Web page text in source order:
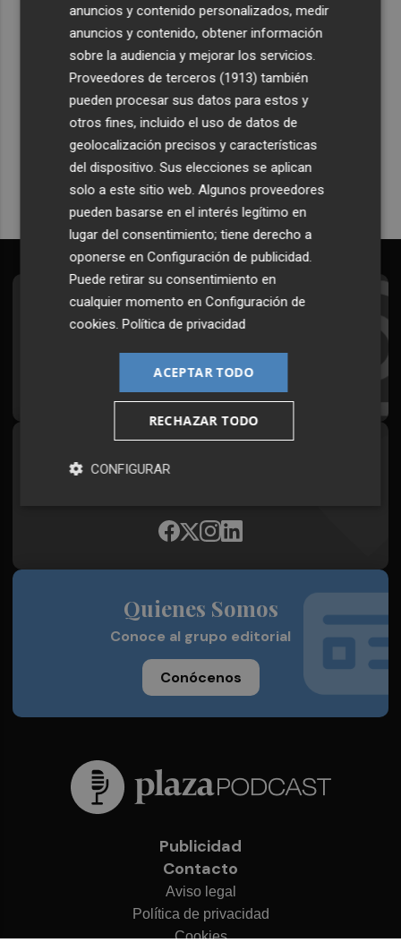
Recibe toda la actualidad de
Plaza Podcast en tu correo
Quiero suscribirme
Suscríbete al Boletín
¡Quiero suscribirme!
Síguenos en redes
Quienes Somos
Conoce al grupo editorial
Conócenos
Publicidad
Contacto
Aviso legal
Política de privacidad
Cookies
anuncios y contenido personalizados, medir
anuncios y contenido, obtener información
sobre la audiencia y mejorar los servicios.
Proveedores de terceros (1913) también
pueden procesar sus datos para estos y
otros fines, incluido el uso de datos de
geolocalización precisos y características
del dispositivo. Sus elecciones se aplican
solo a este sitio web. Algunos proveedores
pueden basarse en el interés legítimo en
lugar del consentimiento; tiene derecho a
oponerse enConfiguración de publicidad.
Puede retirar su consentimiento en
cualquier momento enConfiguración de
cookies.Política de privacidad
ACEPTAR TODO
RECHAZAR TODO
CONFIGURAR